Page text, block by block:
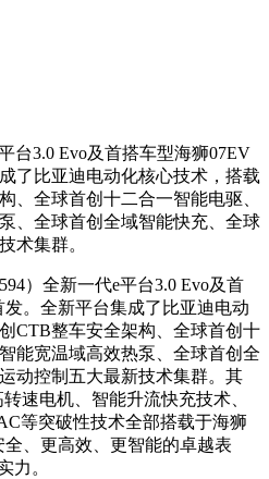
台3.0 Evo及首搭车型海狮07EV
了比亚迪电动化核心技术，搭载
、全球首创十二合一智能电驱、
、全球首创全域智能快充、全球
术集群。
）全新一代e平台3.0 Evo及首
。全新平台集成了比亚迪电动
CTB整车安全架构、全球首创十
能宽温域高效热泵、全球首创全
动控制五大最新技术集群。其
速电机、智能升流快充技术、
等突破性技术全部搭载于海狮
、更高效、更智能的卓越表
力。